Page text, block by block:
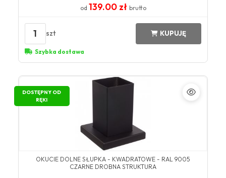
od 139.00 zł brutto
1 szt KUPUJĘ
Szybka dostawa
DOSTĘPNY OD
RĘKI
OKUCIE DOLNE SŁUPKA - KWADRATOWE - RAL 9005
CZARNE DROBNA STRUKTURA